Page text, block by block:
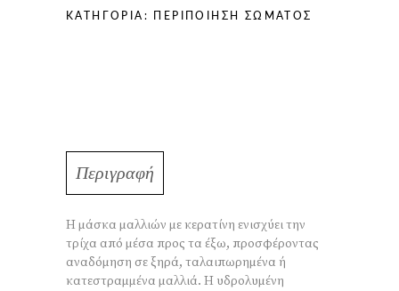
ΚΑΤΗΓΟΡΊΑ: ΠΕΡΙΠΟΊΗΣΗ ΣΏΜΑΤΟΣ
Περιγραφή
Η μάσκα μαλλιών με κερατίνη ενισχύει την
τρίχα από μέσα προς τα έξω, προσφέροντας
αναδόμηση σε ξηρά, ταλαιπωρημένα ή
κατεστραμμένα μαλλιά. Η υδρολυμένη